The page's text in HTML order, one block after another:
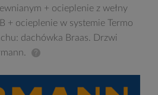
+ ocieplenie z wełny
+ ocieplenie w systemie Termo
dachówka Braas. Drzwi